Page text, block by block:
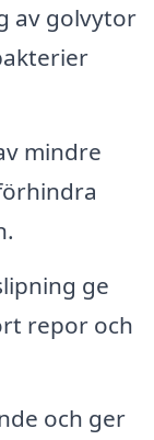
av golvytor
mindre
ge
repor och
och ger